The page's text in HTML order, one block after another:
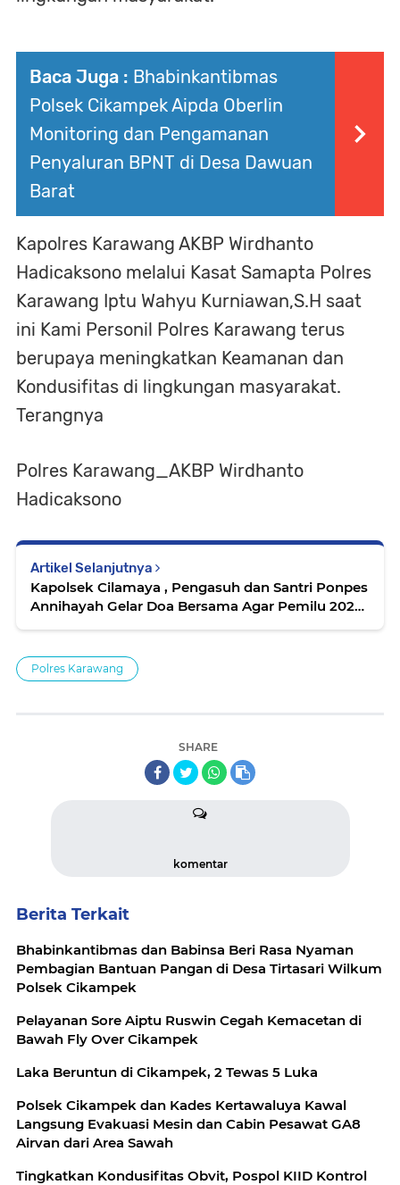
Baca Juga : Bhabinkantibmas
Polsek Cikampek Aipda Oberlin
Monitoring dan Pengamanan
Penyaluran BPNT di Desa Dawuan
Barat
Kapolres Karawang AKBP Wirdhanto
Hadicaksono melalui Kasat Samapta Polres
Karawang Iptu Wahyu Kurniawan,S.H saat
ini Kami Personil Polres Karawang terus
berupaya meningkatkan Keamanan dan
Kondusifitas di lingkungan masyarakat.
Terangnya
Polres Karawang_AKBP Wirdhanto
Hadicaksono
Artikel Selanjutnya
Kapolsek Cilamaya , Pengasuh dan Santri Ponpes
Annihayah Gelar Doa Bersama Agar Pemilu 2024
Polres Karawang
SHARE
komentar
Berita Terkait
Bhabinkantibmas dan Babinsa Beri Rasa Nyaman
Pembagian Bantuan Pangan di Desa Tirtasari Wilkum
Polsek Cikampek
Pelayanan Sore Aiptu Ruswin Cegah Kemacetan di
Bawah Fly Over Cikampek
Laka Beruntun di Cikampek, 2 Tewas 5 Luka
Polsek Cikampek dan Kades Kertawaluya Kawal
Langsung Evakuasi Mesin dan Cabin Pesawat GA8
Airvan dari Area Sawah
Tingkatkan Kondusifitas Obvit, Pospol KIID Kontrol